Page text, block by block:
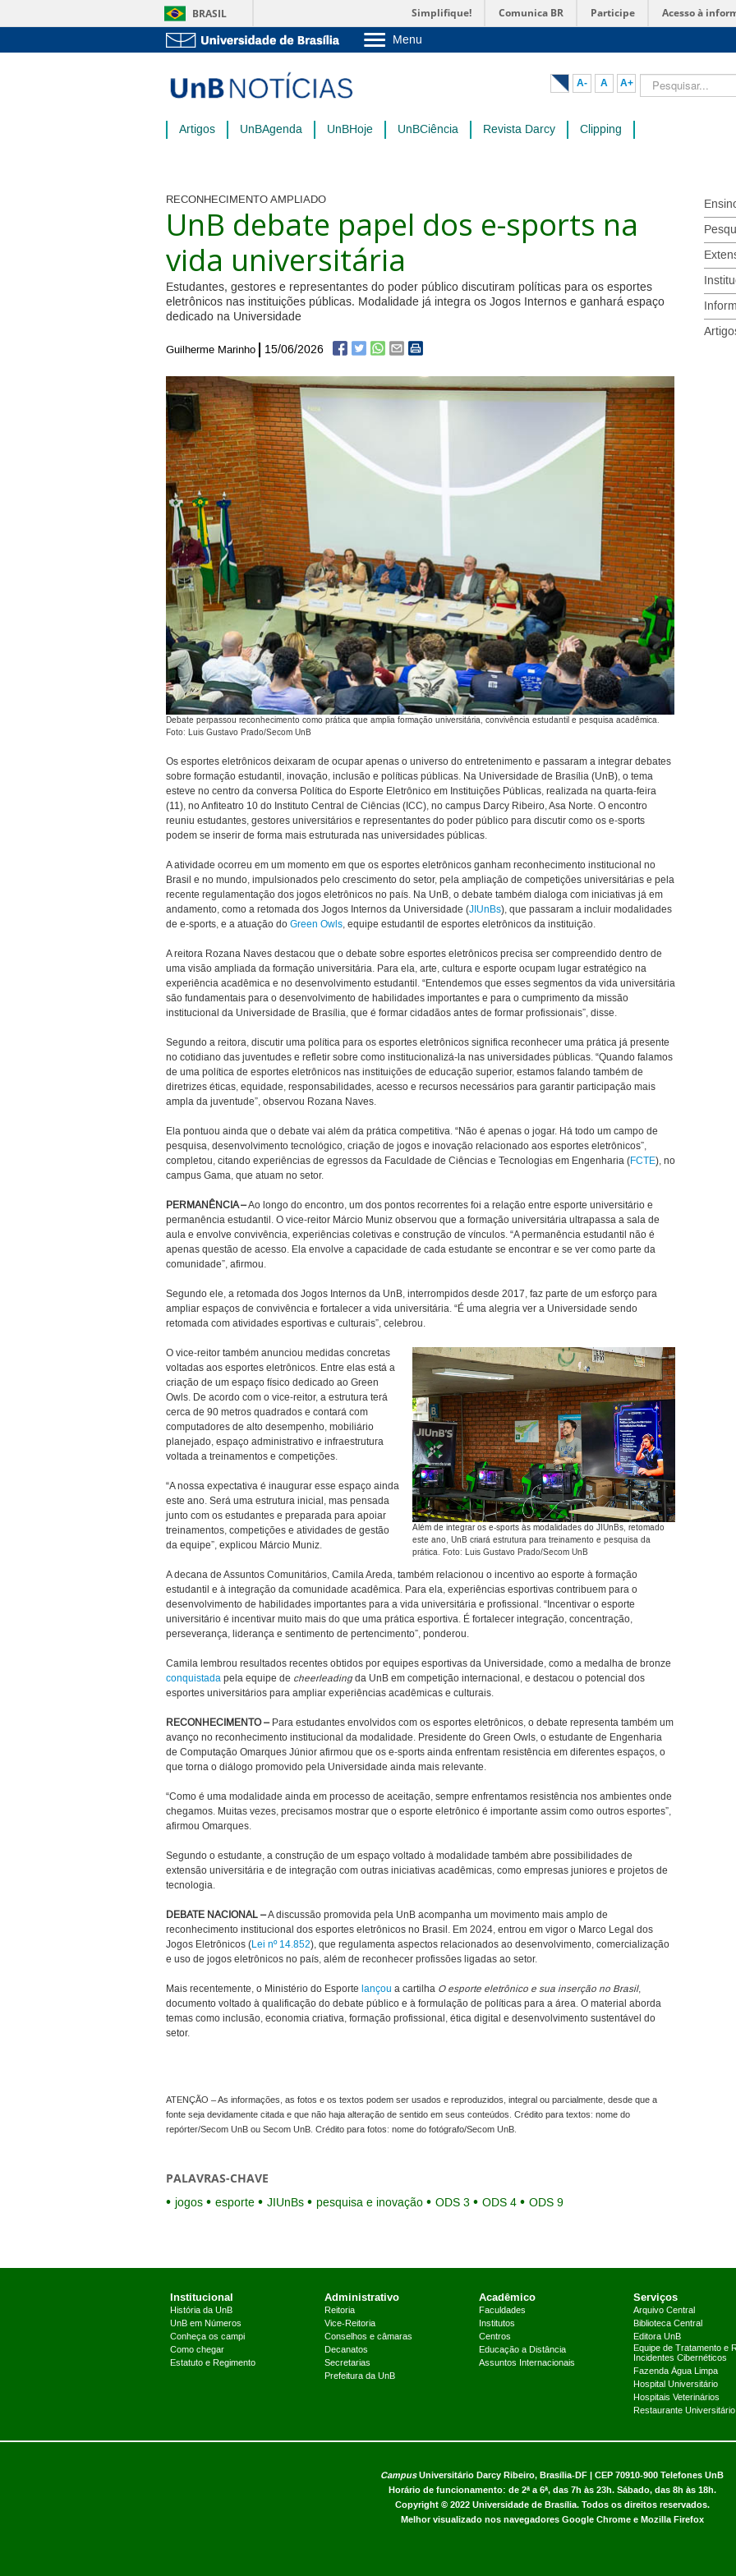
BRASIL Simplifique! Comunica BR Participe Acesso à
Menu
Pós-Graduação
Administração
A- A A+ Pesquisar...
Artigos UnBAgenda UnBHoje UnBCiência Revista Darcy Clipping
RECONHECIMENTO AMPLIADO
UnB debate papel dos e-sports na
vida universitária
Estudantes, gestores e representantes do poder público discutiram políticas para os esportes
eletrônicos nas instituições públicas. Modalidade já integra os Jogos Internos e ganhará espaço
dedicado na Universidade
Guilherme Marinho 15/06/2026
Debate perpassou reconhecimento como prática que amplia formação universitária, convivência estudantil e pesquisa acadêmica.
Foto: Luis Gustavo Prado/Secom UnB
Os esportes eletrônicos deixaram de ocupar apenas o universo do entretenimento e passaram a integrar debates
sobre formação estudantil, inovação, inclusão e políticas públicas. Na Universidade de Brasília (UnB), o tema
esteve no centro da conversa Política do Esporte Eletrônico em Instituições Públicas, realizada na quarta-feira
(11), no Anfiteatro 10 do Instituto Central de Ciências (ICC), no campus Darcy Ribeiro, Asa Norte. O encontro
reuniu estudantes, gestores universitários e representantes do poder público para discutir como os e-sports
podem se inserir de forma mais estruturada nas universidades públicas.
A atividade ocorreu em um momento em que os esportes eletrônicos ganham reconhecimento institucional no
Brasil e no mundo, impulsionados pelo crescimento do setor, pela ampliação de competições universitárias e pela
recente regulamentação dos jogos eletrônicos no país. Na UnB, o debate também dialoga com iniciativas já em
andamento, como a retomada dos Jogos Internos da Universidade (JIUnBs), que passaram a incluir modalidades
de e-sports, e a atuação do Green Owls, equipe estudantil de esportes eletrônicos da instituição.
A reitora Rozana Naves destacou que o debate sobre esportes eletrônicos precisa ser compreendido dentro de
uma visão ampliada da formação universitária. Para ela, arte, cultura e esporte ocupam lugar estratégico na
experiência acadêmica e no desenvolvimento estudantil. “Entendemos que esses segmentos da vida universitária
são fundamentais para o desenvolvimento de habilidades importantes e para o cumprimento da missão
institucional da Universidade de Brasília, que é formar cidadãos antes de formar profissionais”, disse.
Segundo a reitora, discutir uma política para os esportes eletrônicos significa reconhecer uma prática já presente
no cotidiano das juventudes e refletir sobre como institucionalizá-la nas universidades públicas. “Quando falamos
de uma política de esportes eletrônicos nas instituições de educação superior, estamos falando também de
diretrizes éticas, equidade, responsabilidades, acesso e recursos necessários para garantir participação mais
ampla da juventude”, observou Rozana Naves.
Ela pontuou ainda que o debate vai além da prática competitiva. “Não é apenas o jogar. Há todo um campo de
pesquisa, desenvolvimento tecnológico, criação de jogos e inovação relacionado aos esportes eletrônicos”,
completou, citando experiências de egressos da Faculdade de Ciências e Tecnologias em Engenharia (FCTE), no
campus Gama, que atuam no setor.
PERMANÊNCIA –Ao longo do encontro, um dos pontos recorrentes foi a relação entre esporte universitário e
permanência estudantil. O vice-reitor Márcio Muniz observou que a formação universitária ultrapassa a sala de
aula e envolve convivência, experiências coletivas e construção de vínculos. “A permanência estudantil não é
apenas questão de acesso. Ela envolve a capacidade de cada estudante se encontrar e se ver como parte da
comunidade”, afirmou.
Segundo ele, a retomada dos Jogos Internos da UnB, interrompidos desde 2017, faz parte de um esforço para
ampliar espaços de convivência e fortalecer a vida universitária. “É uma alegria ver a Universidade sendo
retomada com atividades esportivas e culturais”, celebrou.
Além de integrar os e-sports às modalidades do JIUnBs, retomado
este ano, UnB criará estrutura para treinamento e pesquisa da
prática. Foto: Luis Gustavo Prado/Secom UnB
O vice-reitor também anunciou medidas concretas
voltadas aos esportes eletrônicos. Entre elas está a
criação de um espaço físico dedicado ao Green
Owls. De acordo com o vice-reitor, a estrutura terá
cerca de 90 metros quadrados e contará com
computadores de alto desempenho, mobiliário
planejado, espaço administrativo e infraestrutura
voltada a treinamentos e competições.
“A nossa expectativa é inaugurar esse espaço ainda
este ano. Será uma estrutura inicial, mas pensada
junto com os estudantes e preparada para apoiar
treinamentos, competições e atividades de gestão
da equipe”, explicou Márcio Muniz.
A decana de Assuntos Comunitários, Camila Areda, também relacionou o incentivo ao esporte à formação
estudantil e à integração da comunidade acadêmica. Para ela, experiências esportivas contribuem para o
desenvolvimento de habilidades importantes para a vida universitária e profissional. “Incentivar o esporte
universitário é incentivar muito mais do que uma prática esportiva. É fortalecer integração, concentração,
perseverança, liderança e sentimento de pertencimento”, ponderou.
Camila lembrou resultados recentes obtidos por equipes esportivas da Universidade, como a medalha de bronze
conquistada pela equipe de cheerleading da UnB em competição internacional, e destacou o potencial dos
esportes universitários para ampliar experiências acadêmicas e culturais.
RECONHECIMENTO –Para estudantes envolvidos com os esportes eletrônicos, o debate representa também um
avanço no reconhecimento institucional da modalidade. Presidente do Green Owls, o estudante de Engenharia
de Computação Omarques Júnior afirmou que os e-sports ainda enfrentam resistência em diferentes espaços, o
que torna o diálogo promovido pela Universidade ainda mais relevante.
“Como é uma modalidade ainda em processo de aceitação, sempre enfrentamos resistência nos ambientes onde
chegamos. Muitas vezes, precisamos mostrar que o esporte eletrônico é importante assim como outros esportes”,
afirmou Omarques.
Segundo o estudante, a construção de um espaço voltado à modalidade também abre possibilidades de
extensão universitária e de integração com outras iniciativas acadêmicas, como empresas juniores e projetos de
tecnologia.
DEBATE NACIONAL –A discussão promovida pela UnB acompanha um movimento mais amplo de
reconhecimento institucional dos esportes eletrônicos no Brasil. Em 2024, entrou em vigor o Marco Legal dos
Jogos Eletrônicos (Lei nº 14.852), que regulamenta aspectos relacionados ao desenvolvimento, comercialização
e uso de jogos eletrônicos no país, além de reconhecer profissões ligadas ao setor.
Mais recentemente, o Ministério do Esporte lançou a cartilha O esporte eletrônico e sua inserção no Brasil,
documento voltado à qualificação do debate público e à formulação de políticas para a área. O material aborda
temas como inclusão, economia criativa, formação profissional, ética digital e desenvolvimento sustentável do
setor.
ATENÇÃO – As informações, as fotos e os textos podem ser usados e reproduzidos, integral ou parcialmente, desde que a
fonte seja devidamente citada e que não haja alteração de sentido em seus conteúdos. Crédito para textos: nome do
repórter/Secom UnB ou Secom UnB. Crédito para fotos: nome do fotógrafo/Secom UnB.
PALAVRAS-CHAVE
jogos esporte JIUnBs pesquisa e inovação ODS 3 ODS 4 ODS 9
Institucional
História da UnB
UnB em Números
Conheça os campi
Como chegar
Estatuto e Regimento
Administrativo
Reitoria
Vice-Reitoria
Conselhos e câmaras
Decanatos
Secretarias
Prefeitura da UnB
Acadêmico
Faculdades
Institutos
Centros
Educação a Distância
Assuntos Internacionais
Serviços
Arquivo Central
Biblioteca Central
Editora UnB
Equipe de Tratamento e
Incidentes Cibernéticos
Fazenda Água Limpa
Hospital Universitário
Hospitais Veterinários
Restaurante Universitário
CampusUniversitário Darcy Ribeiro, Brasília-DF | CEP 70910-900 Telefones UnB
Horário de funcionamento: de 2ª a 6ª, das 7h às 23h. Sábado, das 8h às 18h.
Copyright © 2022 Universidade de Brasília. Todos os direitos reservados.
Melhor visualizado nos navegadores Google Chrome e Mozilla Firefox